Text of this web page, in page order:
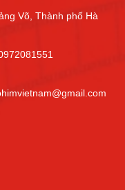
Võ, Thành phố Hà